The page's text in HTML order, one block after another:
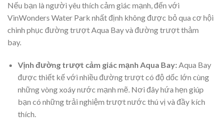
Nếu bạn là người yêu thích cảm giác mạnh, đến với
VinWonders Water Park nhất định không được bỏ qua cơ hội
chinh phục đường trượt Aqua Bay và đường trượt thảm
bay.
Vịnh đường trượt cảm giác mạnh Aqua Bay:Aqua Bay
được thiết kế với nhiều đường trượt có độ dốc lớn cùng
những vòng xoáy nước mạnh mẽ. Nơi đây hứa hẹn giúp
bạn có những trải nghiệm trượt nước thú vị và đầy kích
thích.